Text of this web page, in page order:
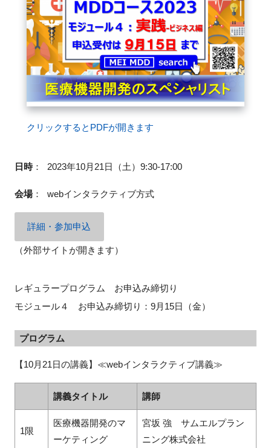
クリックするとPDFが開きます
日時： 2023年10月21日（土）9:30-17:00
会場： webインタラクティブ方式
詳細・参加申込
（外部サイトが開きます）
レギュラープログラム お申込み締切り
モジュール４ お申込み締切り：9月15日（金）
プログラム
【10月21日の講義】≪webインタラクティブ講義≫
講義タイトル 講師
1限
医療機器開発のマ
ーケティング
宮坂 強 サムエルプラン
ニング株式会社